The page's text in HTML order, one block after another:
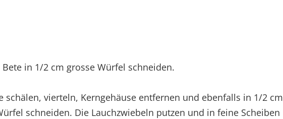
Bete in 1/2 cm grosse Würfel schneiden.
schälen, vierteln, Kerngehäuse entfernen und ebenfalls in 1/2 cm
schneiden. Die Lauchzwiebeln putzen und in feine Scheiben